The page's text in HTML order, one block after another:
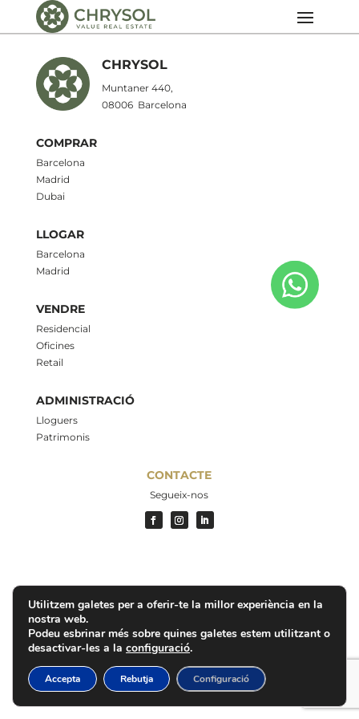
CHRYSOL
Muntaner 440,
08006 Barcelona
COMPRAR
Barcelona
Madrid
Dubai
LLOGAR
Barcelona
Madrid
VENDRE
Residencial
Oficines
Retail
ADMINISTRACIÓ
Lloguers
Patrimonis
CONTACTE
Segueix-nos
Utilitzem galetes per a oferir-te la millor experiència en la
nostra web.
Podeu esbrinar més sobre quines galetes estem utilitzant o
desactivar-les a la configuració.
Accepta Rebutja Configuració